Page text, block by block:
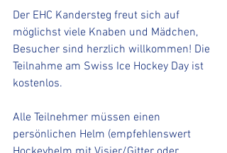
Der EHC Kandersteg freut sich auf
möglichst viele Knaben und Mädchen,
Besucher sind herzlich willkommen! Die
Teilnahme am Swiss Ice Hockey Day ist
kostenlos.
Alle Teilnehmer müssen einen
persönlichen Helm (empfehlenswert